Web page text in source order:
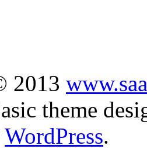
2013
theme
WordPress.